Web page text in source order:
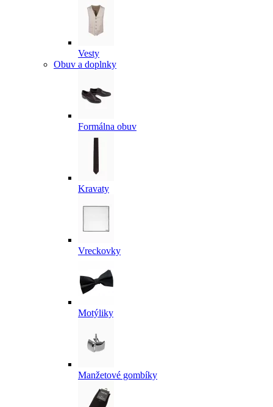
Vesty
Obuv a doplnky
Formálna obuv
Kravaty
Vreckovky
Motýliky
Manžetové gombíky